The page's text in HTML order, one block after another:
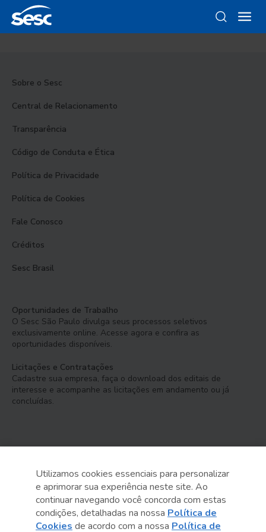
Sobre o Sesc
Central de Relacionamento
Transparência
Código de Conduta e Ética
Política de Privacidade
Política de Cookies
Fale Conosco
Créditos
Sesc Brasil
Oportunidades de Trabalho
O Sesc São Paulo divulga seus processos seletivos
exclusivamente online. Acesse agora e confira as
oportunidades disponíveis.
Licitações e Contratações
Cadastre sua empresa, faça o download dos editais de
interesse e acompanhe as licitações em andamento ou já
concluídas.
Serviço Social do Comércio
Administração Regional no Estado de São Paulo
Utilizamos cookies essenciais para personalizar
e aprimorar sua experiência neste site. Ao
continuar navegando você concorda com estas
condições, detalhadas na nossa Política de
Cookies de acordo com a nossa Política de